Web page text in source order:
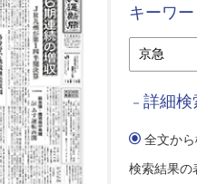
キーワ
－ 詳細検
全文か
検索結果の